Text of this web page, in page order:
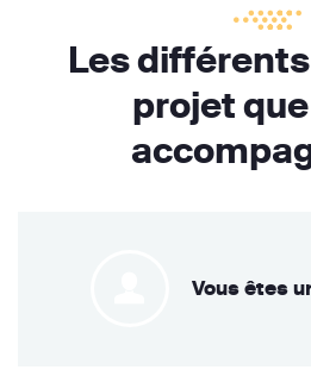
Les
projet
Vous êtes